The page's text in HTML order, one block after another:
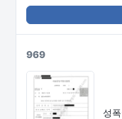
969
성